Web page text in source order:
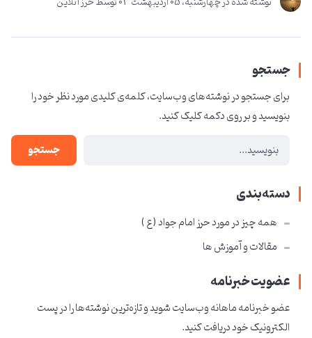
جستجو
برای جستجو در نوشته‌های وب‌سایت، کلمه‌ی کلیدی مورد نظر خود را
بنویسید و بر روی دکمه کلیک کنید.
جستجو
دسته‌بندی
همه چیز در مورد حرز امام جواد ( ع )
مقالات و آموزش ها
عضویت خبرنامه
عضو خبرنامه ماهانه وب‌سایت شوید و تازه‌ترین نوشته‌ها را در پست
الکترونیک خود دریافت کنید.